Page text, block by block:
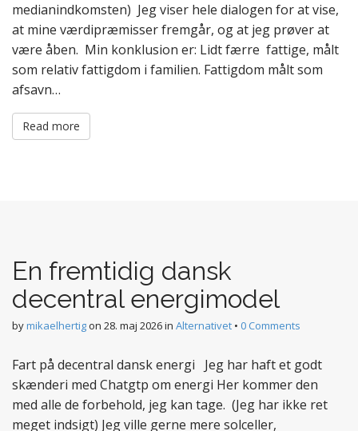
medianindkomsten) Jeg viser hele dialogen for at vise,
at mine værdipræmisser fremgår, og at jeg prøver at
være åben. Min konklusion er: Lidt færre fattige, målt
som relativ fattigdom i familien. Fattigdom målt som
afsavn…
Read more
En fremtidig dansk
decentral energimodel
bymikaelhertigon 28. maj 2026in Alternativet • 0 Comments
Fart på decentral dansk energi Jeg har haft et godt
skænderi med Chatgtp om energi Her kommer den
med alle de forbehold, jeg kan tage. (Jeg har ikke ret
meget indsigt) Jeg ville gerne mere solceller,